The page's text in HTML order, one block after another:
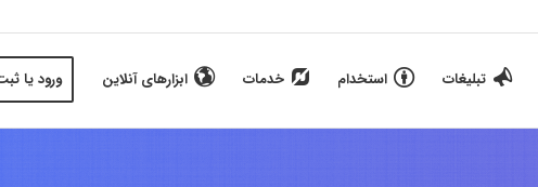
تبلیغات استخدام خدمات ابزارهای آنلاین ورود یا